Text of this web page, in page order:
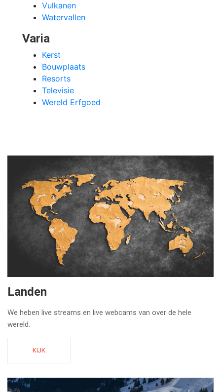
Vulkanen
Watervallen
Varia
Kerst
Bouwplaats
Resorts
Televisie
Wereld Erfgoed
Landen
We heben live streams en live webcams van over de hele
wereld.
KIJK